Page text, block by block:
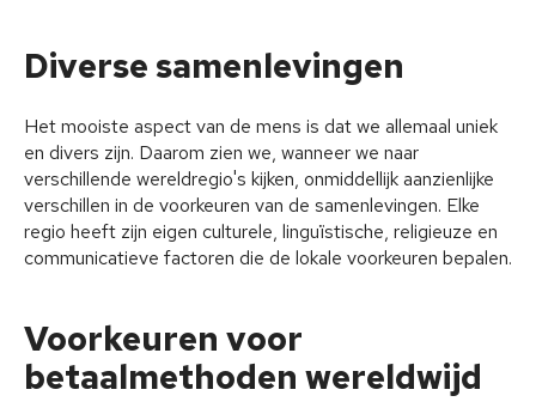
Diverse samenlevingen
Het mooiste aspect van de mens is dat we allemaal uniek
en divers zijn. Daarom zien we, wanneer we naar
verschillende wereldregio's kijken, onmiddellijk aanzienlijke
verschillen in de voorkeuren van de samenlevingen. Elke
regio heeft zijn eigen culturele, linguïstische, religieuze en
communicatieve factoren die de lokale voorkeuren bepalen.
Voorkeuren voor
betaalmethoden wereldwijd